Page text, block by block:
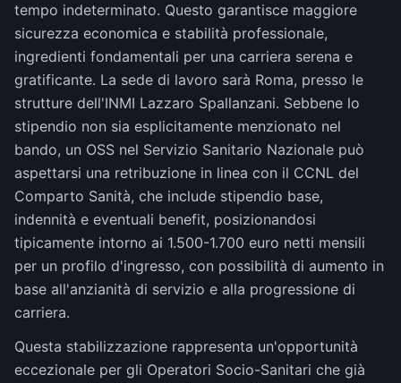
tempo indeterminato. Questo garantisce maggiore
sicurezza economica e stabilità professionale,
ingredienti fondamentali per una carriera serena e
gratificante. La sede di lavoro sarà Roma, presso le
strutture dell'INMI Lazzaro Spallanzani. Sebbene lo
stipendio non sia esplicitamente menzionato nel
bando, un OSS nel Servizio Sanitario Nazionale può
aspettarsi una retribuzione in linea con il CCNL del
Comparto Sanità, che include stipendio base,
indennità e eventuali benefit, posizionandosi
tipicamente intorno ai 1.500-1.700 euro netti mensili
per un profilo d'ingresso, con possibilità di aumento in
base all'anzianità di servizio e alla progressione di
carriera.
Questa stabilizzazione rappresenta un'opportunità
eccezionale per gli Operatori Socio-Sanitari che già